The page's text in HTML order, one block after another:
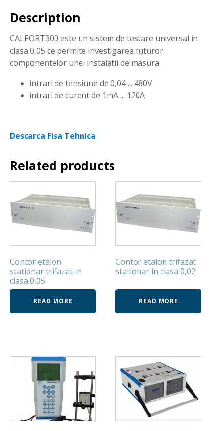
Description
CALPORT300 este un sistem de testare universal in
clasa 0,05 ce permite investigarea tuturor
componentelor unei instalatii de masura.
intrari de tensiune de 0,04 ... 480V
intrari de curent de 1mA ... 120A
Descarca Fisa Tehnica
Related products
Contor etalon
stationar trifazat in
clasa 0,05
READ MORE
Contor etalon trifazat
stationar in clasa 0,02
READ MORE